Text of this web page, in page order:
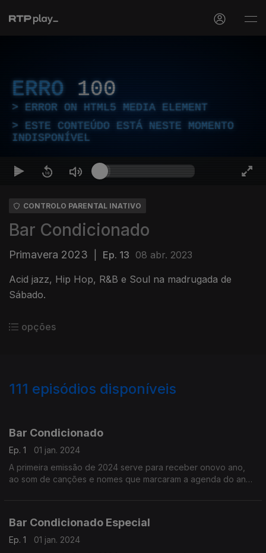
ERRO 100
ERROR ON HTML5 MEDIA ELEMENT
ESTE CONTEÚDO ESTÁ NESTE MOMENTO
INDISPONÍVEL
CONTROLO PARENTAL INATIVO
Bar Condicionado
Primavera 2023 Ep. 13 08 abr. 2023
Acid jazz, Hip Hop, R&B e Soul na madrugada de
Sábado.
opções
111 episódios disponíveis
Bar Condicionado
Ep. 1
01 jan. 2024
A primeira emissão de 2024 serve para receber onovo ano,
ao som de canções e nomes que marcaram a agenda do ano
Bar Condicionado Especial
Ep. 1
01 jan. 2024